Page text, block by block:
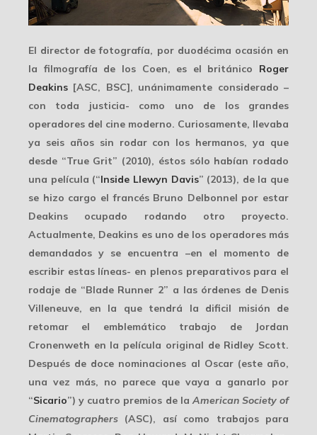
El director de fotografía, por duodécima ocasión en
la filmografía de los Coen, es el británico Roger
Deakins [ASC, BSC], unánimamente considerado –
con toda justicia- como uno de los grandes
operadores del cine moderno. Curiosamente, llevaba
ya seis años sin rodar con los hermanos, ya que
desde “True Grit” (2010), éstos sólo habían rodado
una película (“Inside Llewyn Davis” (2013), de la que
se hizo cargo el francés Bruno Delbonnel por estar
Deakins ocupado rodando otro proyecto.
Actualmente, Deakins es uno de los operadores más
demandados y se encuentra –en el momento de
escribir estas líneas- en plenos preparativos para el
rodaje de “Blade Runner 2” a las órdenes de Denis
Villeneuve, en la que tendrá la dificil misión de
retomar el emblemático trabajo de Jordan
Cronenweth en la película original de Ridley Scott.
Después de doce nominaciones al Oscar(este año,
una vez más, no parece que vaya a ganarlo por
“Sicario”) y cuatro premios de laAmerican Society of
Cinematographers (ASC), así como trabajos para